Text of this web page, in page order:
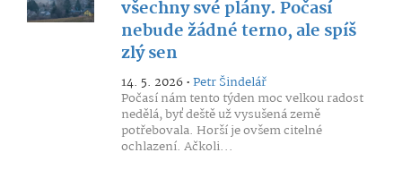
všechny své plány. Počasí
nebude žádné terno, ale spíš
zlý sen
14. 5. 2026 •Petr Šindelář
Počasí nám tento týden moc velkou radost
nedělá, byť deště už vysušená země
potřebovala. Horší je ovšem citelné
ochlazení. Ačkoli...